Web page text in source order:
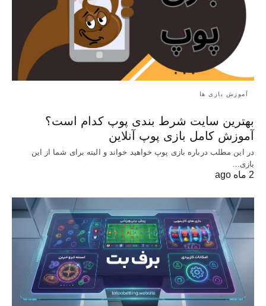
آموزش بازی ها
بهترین سایت شرط بندی پوپ کدام است؟
آموزش کامل بازی پوپ آنلاین
در این مطلب درباره بازی پوپ خواهید خواند و البته برای شما از این
بازی…
2 ماه ago